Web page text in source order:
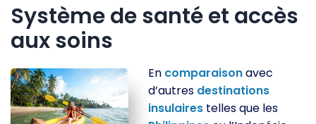
Système de santé et accès
aux soins
En comparaisonavec
d’autres destinations
insulaires telles que les